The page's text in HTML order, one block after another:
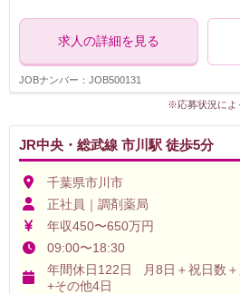
求人の詳細を見る
JOBナンバー：JOB500131
※応募状況によ
JR中央・総武線 市川駅 徒歩5分
千葉県市川市
正社員｜調剤薬局
年収450〜650万円
09:00〜18:30
年間休日122日 月8日＋祝日数
+その他4日